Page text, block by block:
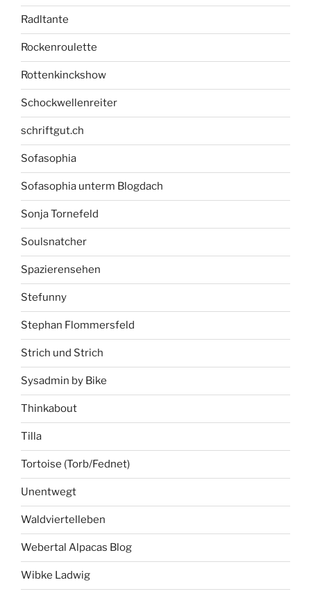
Radltante
Rockenroulette
Rottenkinckshow
Schockwellenreiter
schriftgut.ch
Sofasophia
Sofasophia unterm Blogdach
Sonja Tornefeld
Soulsnatcher
Spazierensehen
Stefunny
Stephan Flommersfeld
Strich und Strich
Sysadmin by Bike
Thinkabout
Tilla
Tortoise (Torb/Fednet)
Unentwegt
Waldviertelleben
Webertal Alpacas Blog
Wibke Ladwig